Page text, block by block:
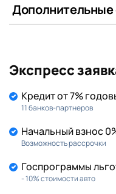
Дополнительные
Экспресс
Кредит от 7%
11 банков-партнеров
Начальный взнос
Возможность рассрочки
Госпрограммы
- 10% стоимости авто